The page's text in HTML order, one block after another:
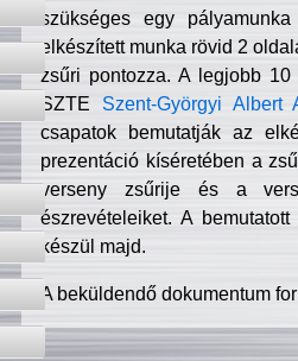
szükséges egy
elkészített munka rövid 2
zsűri pontozza. A legjobb
SZTE Szent-Györgyi Albert
csapatok bemutatják az
prezentáció kíséretében a
verseny zsűrije és a
észrevételeiket. A
készül majd.
A beküldendő dokumentum